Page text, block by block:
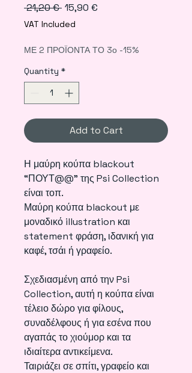
21,20 € Regular
Price
15,90 €
VAT Included
ΜΕ 2 ΠΡΟΪΟΝΤΑ ΤΟ 3ο -15%
Quantity *
Add to Cart
Η μαύρη κούπα blackout
“ΠΟΥΤ@@" της Psi Collection
είναι τοπ.
Μαύρη κούπα blackout με
μοναδικό illustration και
statement φράση, ιδανική για
καφέ, τσάι ή γραφείο.
Σχεδιασμένη από την Psi
Collection, αυτή η κούπα είναι
τέλειο δώρο για φίλους,
συναδέλφους ή για εσένα που
αγαπάς το χιούμορ και τα
ιδιαίτερα αντικείμενα.
Ταιριάζει σε σπίτι, γραφείο και